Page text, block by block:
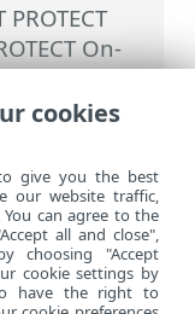
PROTECT
On-
On-
ze
cookies
give you the best
our website traffic,
can agree to the
all and close",
choosing "Accept
cookie settings by
have the right to